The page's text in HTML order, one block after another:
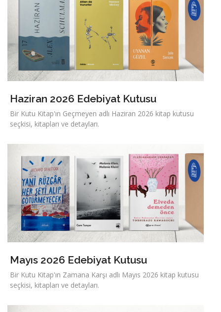
Haziran 2026 Edebiyat Kutusu
Bir Kutu Kitap'ın Geçmeyen adlı Haziran 2026 kitap kutusu
seçkisi, kitapları ve detayları.
Mayıs 2026 Edebiyat Kutusu
Bir Kutu Kitap'ın Zamana Karşı adlı Mayıs 2026 kitap kutusu
seçkisi, kitapları ve detayları.